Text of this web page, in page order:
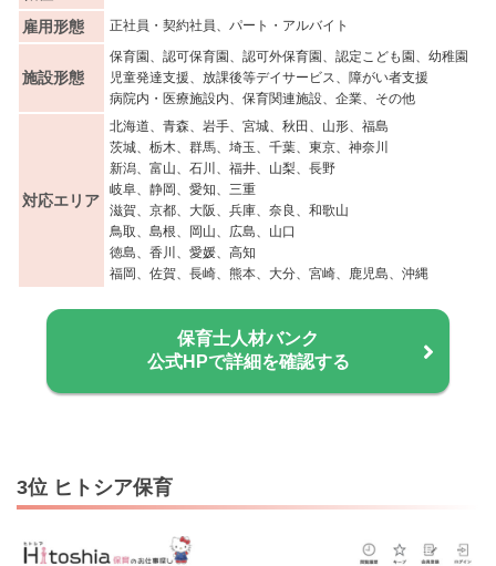
雇用形態 正社員・契約社員、パート・アルバイト
施設形態
保育園、認可保育園、認可外保育園、認定こども園、幼稚園
児童発達支援、放課後等デイサービス、障がい者支援
病院内・医療施設内、保育関連施設、企業、その他
対応エリア
北海道、青森、岩手、宮城、秋田、山形、福島
茨城、栃木、群馬、埼玉、千葉、東京、神奈川
新潟、富山、石川、福井、山梨、長野
岐阜、静岡、愛知、三重
滋賀、京都、大阪、兵庫、奈良、和歌山
鳥取、島根、岡山、広島、山口
徳島、香川、愛媛、高知
福岡、佐賀、長崎、熊本、大分、宮崎、鹿児島、沖縄
保育士人材バンク
公式HPで詳細を確認する
3位 ヒトシア保育